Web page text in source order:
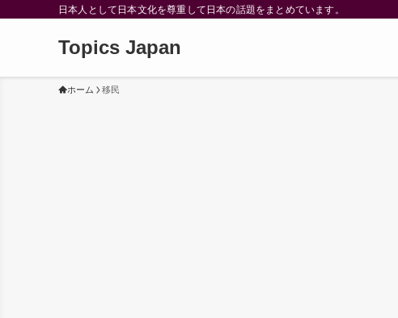
日本人として日本文化を尊重して日本の話題をまとめています。
Topics Japan
ホーム 移民